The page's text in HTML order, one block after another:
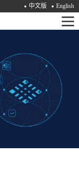
中文版 English